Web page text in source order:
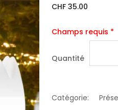
CHF 35.00
Champs requis *
Quantité
Catégorie: